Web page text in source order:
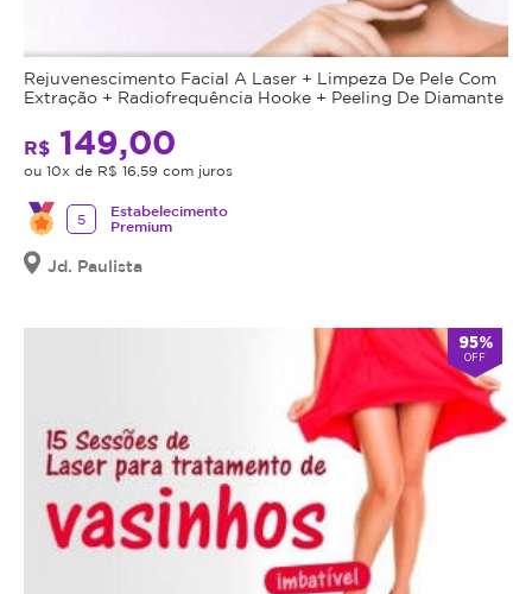
Rejuvenescimento Facial A Laser + Limpeza De Pele Com
Extração + Radiofrequência Hooke + Peeling De Diamante
R$ 149,00
ou 10x de R$ 16,59 com juros
5
Estabelecimento
Premium
Jd. Paulista
95%
OFF